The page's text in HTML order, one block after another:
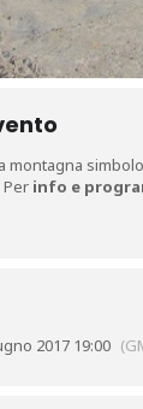
montagna
info e
2017 19:00